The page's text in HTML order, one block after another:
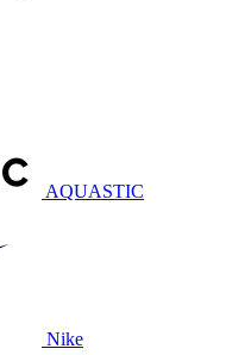
AQUASTIC
Nike